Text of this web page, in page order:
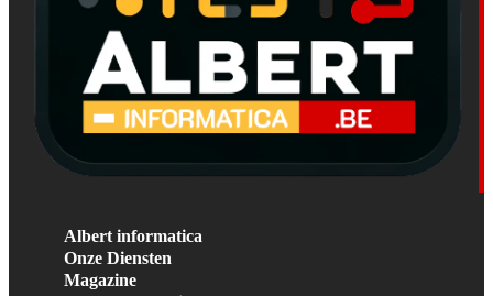
Albert informatica
Onze Diensten
Magazine